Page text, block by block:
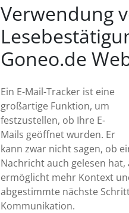
Verwendung
Goneo.de
Ein E-Mail-Tracker ist eine
großartige Funktion, um
festzustellen, ob Ihre E-
Mails geöffnet wurden. Er
kann zwar nicht sagen, ob
Nachricht auch gelesen hat,
ermöglicht mehr Kontext
abgestimmte nächste
Kommunikation.